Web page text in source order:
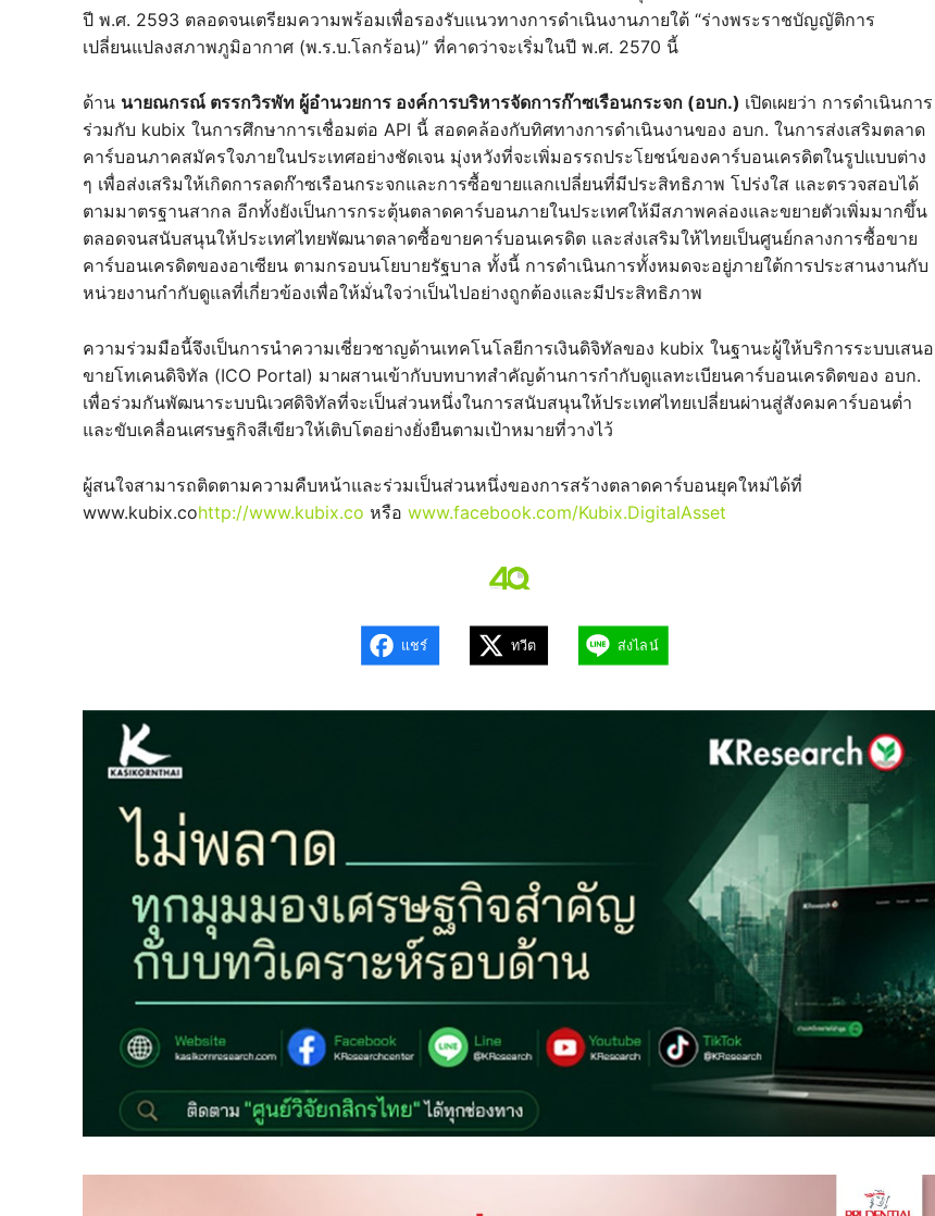
ปี พ.ศ. 2593 ตลอดจนเตรียมความพร้อมเพื่อรองรับแนวทางการดำเนินงานภายใต้ “ร่างพระราชบัญญัติการ
เปลี่ยนแปลงสภาพภูมิอากาศ (พ.ร.บ.โลกร้อน)” ที่คาดว่าจะเริ่มในปี พ.ศ. 2570 นี้
ด้าน นายณกรณ์ ตรรกวิรพัท ผู้อำนวยการ องค์การบริหารจัดการก๊าซเรือนกระจก (อบก.) เปิดเผยว่า การดำเนินการ
ร่วมกับ kubix ในการศึกษาการเชื่อมต่อ API นี้ สอดคล้องกับทิศทางการดำเนินงานของ อบก. ในการส่งเสริมตลาด
คาร์บอนภาคสมัครใจภายในประเทศอย่างชัดเจน มุ่งหวังที่จะเพิ่มอรรถประโยชน์ของคาร์บอนเครดิตในรูปแบบต่าง
ๆ เพื่อส่งเสริมให้เกิดการลดก๊าซเรือนกระจกและการซื้อขายแลกเปลี่ยนที่มีประสิทธิภาพ โปร่งใส และตรวจสอบได้
ตามมาตรฐานสากล อีกทั้งยังเป็นการกระตุ้นตลาดคาร์บอนภายในประเทศให้มีสภาพคล่องและขยายตัวเพิ่มมากขึ้น
ตลอดจนสนับสนุนให้ประเทศไทยพัฒนาตลาดซื้อขายคาร์บอนเครดิต และส่งเสริมให้ไทยเป็นศูนย์กลางการซื้อขาย
คาร์บอนเครดิตของอาเซียน ตามกรอบนโยบายรัฐบาล ทั้งนี้ การดำเนินการทั้งหมดจะอยู่ภายใต้การประสานงานกับ
หน่วยงานกำกับดูแลที่เกี่ยวข้องเพื่อให้มั่นใจว่าเป็นไปอย่างถูกต้องและมีประสิทธิภาพ
ความร่วมมือนี้จึงเป็นการนำความเชี่ยวชาญด้านเทคโนโลยีการเงินดิจิทัลของ kubix ในฐานะผู้ให้บริการระบบเสนอ
ขายโทเคนดิจิทัล (ICO Portal) มาผสานเข้ากับบทบาทสำคัญด้านการกำกับดูแลทะเบียนคาร์บอนเครดิตของ อบก.
เพื่อร่วมกันพัฒนาระบบนิเวศดิจิทัลที่จะเป็นส่วนหนึ่งในการสนับสนุนให้ประเทศไทยเปลี่ยนผ่านสู่สังคมคาร์บอนต่ำ
และขับเคลื่อนเศรษฐกิจสีเขียวให้เติบโตอย่างยั่งยืนตามเป้าหมายที่วางไว้
ผู้สนใจสามารถติดตามความคืบหน้าและร่วมเป็นส่วนหนึ่งของการสร้างตลาดคาร์บอนยุคใหม่ได้ที่
www.kubix.cohttp://www.kubix.co หรือ www.facebook.com/Kubix.DigitalAsset
แชร์ ทวีต ส่งไลน์